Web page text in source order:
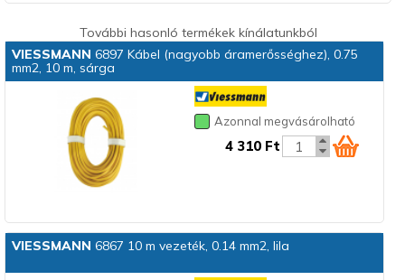
További hasonló termékek kínálatunkból
VIESSMANN 6897 Kábel (nagyobb áramerősséghez), 0.75
mm2, 10 m, sárga
Azonnal megvásárolható
4 310 Ft
VIESSMANN 6867 10 m vezeték, 0.14 mm2, lila